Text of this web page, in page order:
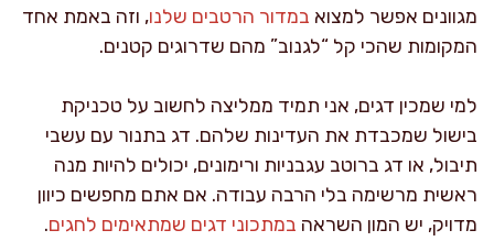
מגוונים אפשר למצוא במדור הרטבים שלנו, וזה באמת אחד
המקומות שהכי קל “לגנוב” מהם שדרוגים קטנים.
למי שמכין דגים, אני תמיד ממליצה לחשוב על טכניקת
בישול שמכבדת את העדינות שלהם. דג בתנור עם עשבי
תיבול, או דג ברוטב עגבניות ורימונים, יכולים להיות מנה
ראשית מרשימה בלי הרבה עבודה. אם אתם מחפשים כיוון
מדויק, יש המון השראה במתכוני דגים שמתאימים לחגים.